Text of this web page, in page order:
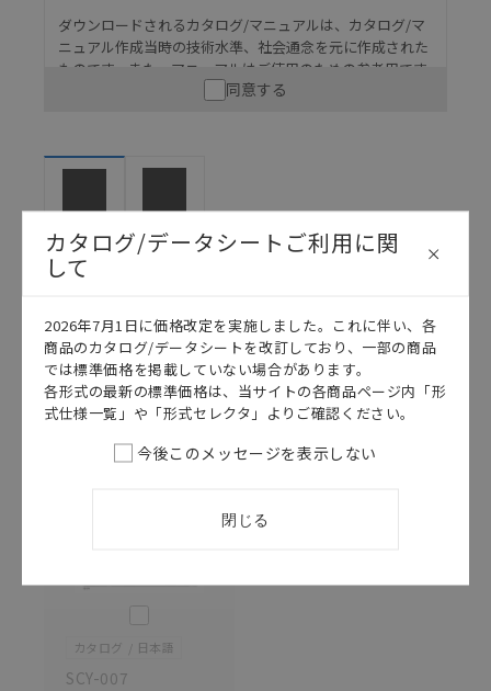
ダウンロードされるカタログ/マニュアルは、カタログ/マ
ニュアル作成当時の技術水準、社会通念を元に作成された
ものです。また、マニュアルはご使用のための参考用です
ので、ご使用にあたっての安全性については十分にご配慮
うな用途に使用される場合には、システム全体として
保できるよう設計されていること、および本製品が全
体の中で意図した用途に対して適切に配電・設置され
ていることを、必ず事前に確認してください。
ン事例は参考用ですので、ご採用に際しては機器・装
置の機能や安全性をご確認のうえご使用ください。・
商品に接続される推奨機器等、現在では入手困難なも
のもそのまま記載しています。・誤字、脱字が含まれ
ている可能性がありますがご容赦ください。
記載されているサービス内容や連絡先等は作成当時の
ものであり、変更・改定させていただいている可能性
同意する
日本語 English
カタログ 日本語
SCY-007
カタログ/データシートご利用に関
して
2026年7月1日に価格改定を実施しました。これに伴い、各
商品のカタログ/データシートを改訂しており、一部の商品
では標準価格を掲載していない場合があります。
各形式の最新の標準価格は、当サイトの各商品ページ内「形
式仕様一覧」や「形式セレクタ」よりご確認ください。
今後このメッセージを表示しない
閉じる